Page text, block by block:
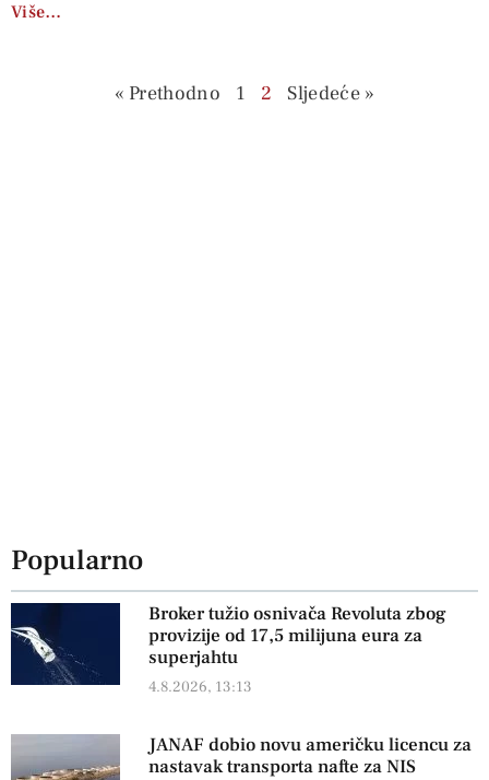
Više…
« Prethodno 1 2 Sljedeće »
Popularno
Broker tužio osnivača Revoluta zbog
provizije od 17,5 milijuna eura za
superjahtu
4.8.2026, 13:13
JANAF dobio novu američku licencu za
nastavak transporta nafte za NIS